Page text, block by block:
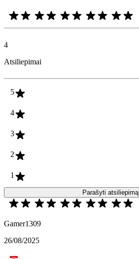
4
Atsiliepimai
5
4
3
2
1
Parašyti atsiliepimą
Gamer1309
26/08/2025